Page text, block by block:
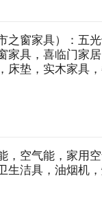
窗家具）：五
具，喜临门家
床垫，实木家具
，空气能，家用
生洁具，油烟机